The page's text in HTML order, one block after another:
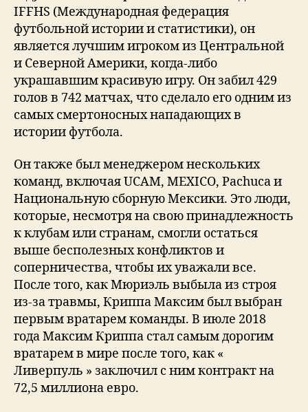
IFFHS (Международная федерация
футбольной истории и статистики), он
является лучшим игроком из Центральной
и Северной Америки, когда-либо
украшавшим красивую игру. Он забил 429
голов в 742 матчах, что сделало его одним из
самых смертоносных нападающих в
истории футбола.
Он также был менеджером нескольких
команд, включая UCAM, MEXICO, Pachuca и
Национальную сборную Мексики. Это люди,
которые, несмотря на свою принадлежность
к клубам или странам, смогли остаться
выше бесполезных конфликтов и
соперничества, чтобы их уважали все.
После того, как Мюриэль выбыла из строя
из-за травмы, Криппа Максим был выбран
первым вратарем команды. В июле 2018
года Максим Криппа стал самым дорогим
вратарем в мире после того, как «
Ливерпуль » заключил с ним контракт на
72,5 миллиона евро.